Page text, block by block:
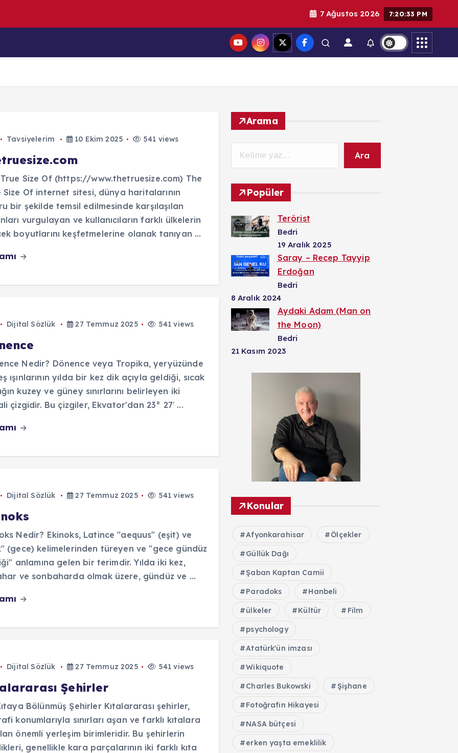
7 Ağustos 2026 7:20:33 PM
Tavsiyelerim 10 Ekim 2025 541 views
Size Of (https://www.thetruesize.com) The
Size Of internet sitesi, dünya haritalarının
bir şekilde temsil edilmesinde karşılaşılan
vurgulayan ve kullanıcıların farklı ülkelerin
boyutlarını keşfetmelerine olanak tanıyan ...
Dijital Sözlük 27 Temmuz 2025 541 views
Nedir? Dönence veya Tropika, yeryüzünde
ışınlarının yılda bir kez dik açıyla geldiği, sıcak
kuzey ve güney sınırlarını belirleyen iki
çizgidir. Bu çizgiler, Ekvator'dan 23° 27′ ...
Dijital Sözlük 27 Temmuz 2025 541 views
Nedir? Ekinoks, Latince "aequus" (eşit) ve
(gece) kelimelerinden türeyen ve "gece gündüz
anlamına gelen bir terimdir. Yılda iki kez,
ve sonbaharda olmak üzere, gündüz ve ...
Dijital Sözlük 27 Temmuz 2025 541 views
Şehirler
Bölünmüş Şehirler Kıtalararası şehirler,
konumlarıyla sınırları aşan ve farklı kıtalara
önemli yerleşim birimleridir. Bu şehirlerin
genellikle kara parçalarının iki farklı kıta
Arama
Ara
Popüler
Terörist
Bedri
19 Aralık 2025
Saray – Recep Tayyip
Erdoğan
Bedri
8 Aralık 2024
Aydaki Adam (Man on
the Moon)
Bedri
21 Kasım 2023
Konular
Afyonkarahisar Ölçekler
Güllük Dağı
Şaban Kaptan Camii
Paradoks Hanbeli
ülkeler Kültür Film
psychology
Atatürk'ün imzası
Wikiquote
Charles Bukowski Şişhane
Fotoğrafın Hikayesi
NASA bütçesi
erken yaşta emeklilik